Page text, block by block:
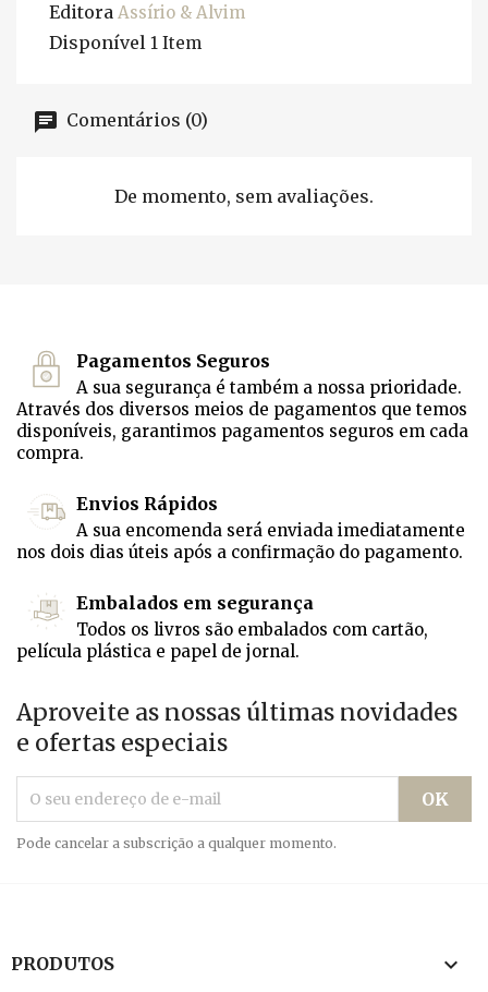
Editora Assírio & Alvim
Disponível 1 Item
Comentários (0)
De momento, sem avaliações.
Pagamentos Seguros
A sua segurança é também a nossa prioridade.
Através dos diversos meios de pagamentos que temos
disponíveis, garantimos pagamentos seguros em cada
compra.
Envios Rápidos
A sua encomenda será enviada imediatamente
nos dois dias úteis após a confirmação do pagamento.
Embalados em segurança
Todos os livros são embalados com cartão,
película plástica e papel de jornal.
Aproveite as nossas últimas novidades
e ofertas especiais
Pode cancelar a subscrição a qualquer momento.
PRODUTOS 